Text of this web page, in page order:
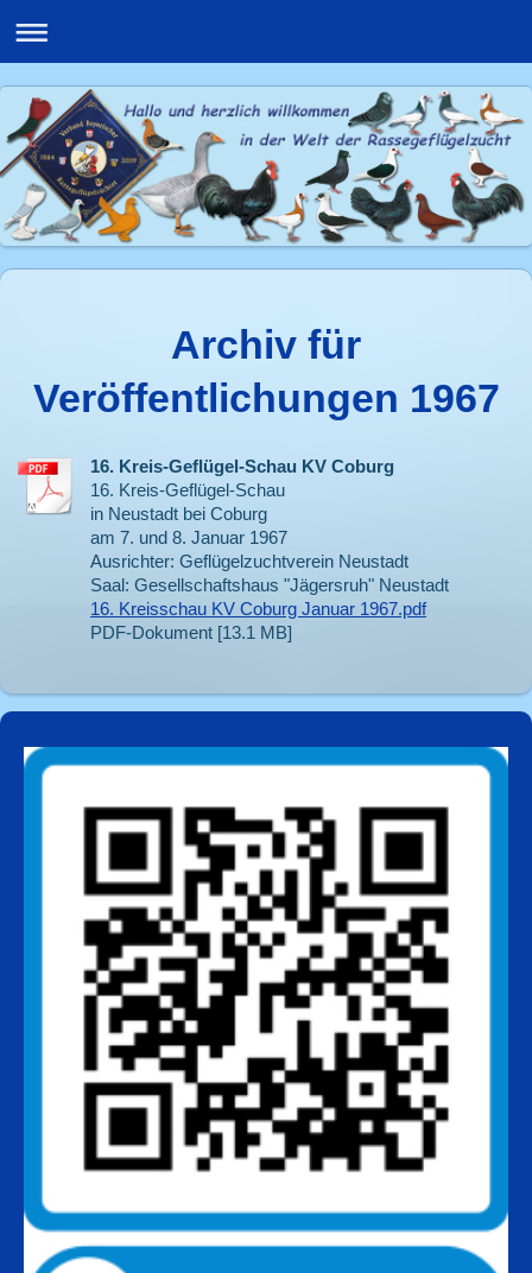
Archiv für
Veröffentlichungen 1967
16. Kreis-Geflügel-Schau KV Coburg
16. Kreis-Geflügel-Schau
in Neustadt bei Coburg
am 7. und 8. Januar 1967
Ausrichter: Geflügelzuchtverein Neustadt
Saal: Gesellschaftshaus "Jägersruh" Neustadt
16. Kreisschau KV Coburg Januar 1967.pdf
PDF-Dokument [13.1 MB]